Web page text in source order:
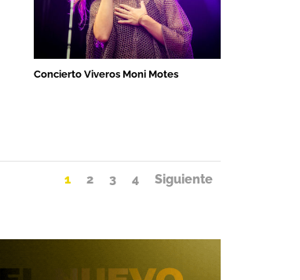
Concierto Viveros Moni Motes
1 2 3 4 Siguiente